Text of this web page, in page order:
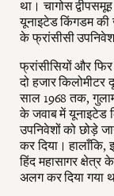
था। चागोस
यूनाइटेड किंगडम की
के फ्रांसीसी
फ्रांसीसियों और फिर
दो हजार किलोमीटर
साल 1968 तक, गुलाम
के जवाब में यूनाइटेड
उपनिवेशों को छोड़े
कर दिया। हालाँकि,
हिंद महासागर
अलग कर दिया गया